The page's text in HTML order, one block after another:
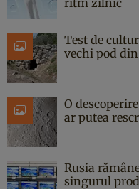
Test de
vechi pod din
O
ar putea
Rusia
singurul